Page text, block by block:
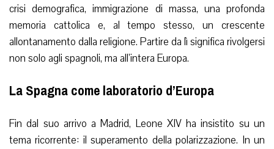
crisi demografica, immigrazione di massa, una profonda
memoria cattolica e, al tempo stesso, un crescente
allontanamento dalla religione. Partire da lì significa rivolgersi
non solo agli spagnoli, ma all’intera Europa.
La Spagna come laboratorio d’Europa
Fin dal suo arrivo a Madrid, Leone XIV ha insistito su un
tema ricorrente: il superamento della polarizzazione. In un